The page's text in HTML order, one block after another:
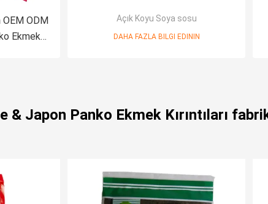
OEM ODM
Ekmek
Açık Koyu Soya sosu
DAHA FAZLA BILGI EDININ
& Japon Panko Ekmek Kırıntıları